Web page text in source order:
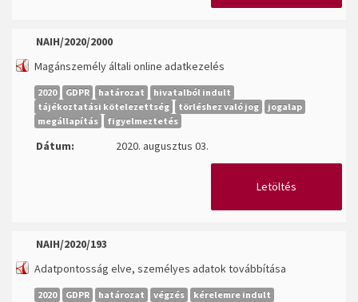
NAIH/2020/2000
Magánszemély általi online adatkezelés
2020 GDPR határozat
hivatalból indult
tájékoztatási kötelezettség
törléshez való jog
jogalap
megállapítás
figyelmeztetés
Dátum: 2020. augusztus 03.
Letöltés
NAIH/2020/193
Adatpontosság elve, személyes adatok továbbítása
2020 GDPR határozat végzés
kérelemre indult